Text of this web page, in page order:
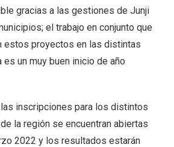
gracias a las gestiones de Junji
el trabajo en conjunto que
estos proyectos en las distintas
es un muy buen inicio de año
las inscripciones para los distintos
la región se encuentran abiertas
2022 y los resultados estarán